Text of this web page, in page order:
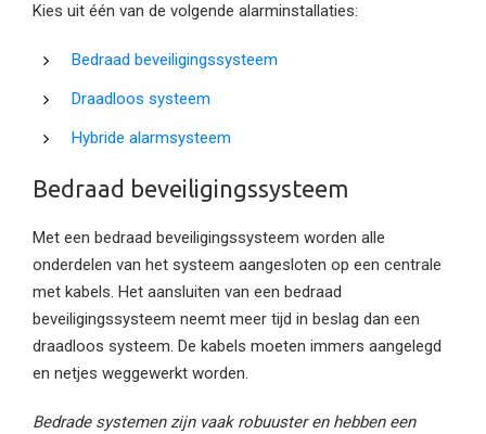
Kies uit één van de volgende alarminstallaties:
Bedraad beveiligingssysteem
Draadloos systeem
Hybride alarmsysteem
Bedraad beveiligingssysteem
Met een bedraad beveiligingssysteem worden alle
onderdelen van het systeem aangesloten op een centrale
met kabels. Het aansluiten van een bedraad
beveiligingssysteem neemt meer tijd in beslag dan een
draadloos systeem. De kabels moeten immers aangelegd
en netjes weggewerkt worden.
Bedrade systemen zijn vaak robuuster en hebben een